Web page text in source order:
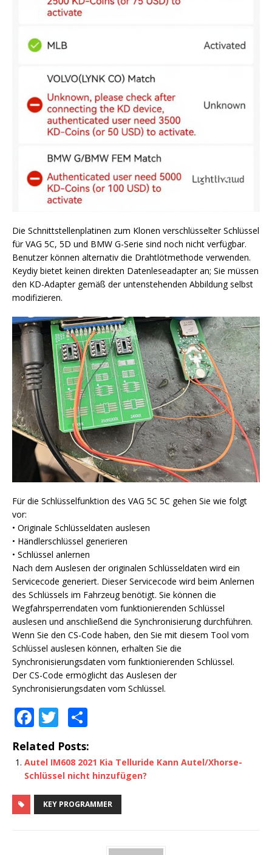
Die Schnittstellenplatinen zum Klonen verschlüsselter Schlüssel
für VAG 5C, 5D und BMW G-Serie sind noch nicht verfügbar.
Benutzer können alternativ die Drahtlötmethode verwenden.
Keydiy bietet keinen direkten Datenleseadapter an; Sie müssen
den KD-Adapter gemäß der untenstehenden Abbildung selbst
modifizieren.
Für die Schlüsselfunktion des VAG 5C 5C gehen Sie wie folgt
vor:
• Originale Schlüsseldaten auslesen
• Händlerschlüssel generieren
• Schlüssel anlernen
Nach dem Auslesen der originalen Schlüsseldaten wird ein
Servicecode generiert. Dieser Servicecode wird beim Anlernen
des Schlüssels im Fahrzeug benötigt. Sie können die
Wegfahrsperrendaten vom funktionierenden Schlüssel
auslesen und anschließend die Synchronisierung durchführen.
Wenn Sie den CS-Code haben, den Sie mit diesem Tool vom
Schlüssel auslesen können, erhalten Sie die
Synchronisierungsdaten vom funktionierenden Schlüssel.
Der CS-Code ermöglicht das Auslesen der
Synchronisierungsdaten vom Schlüssel.
F
a
c
e
b
o
T
w
it
te
r
ar
e
Related Posts:
Autel IM608 2021 Kia Telluride Kann Autel/Xhorse-
Schlüssel nicht hinzufügen?
KEY PROGRAMMER